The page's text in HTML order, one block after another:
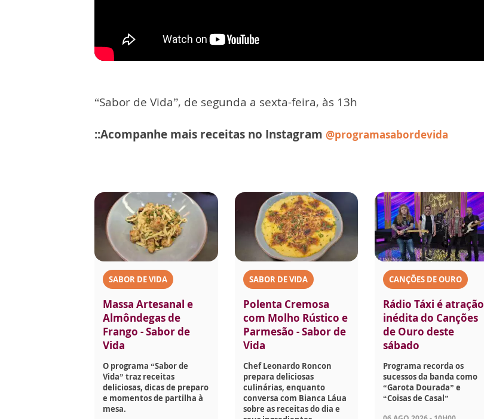
“Sabor de Vida”, de segunda a sexta-feira, às 13h
::Acompanhe mais receitas no Instagram @programasabordevida
SABOR DE VIDA
Massa Artesanal e
Almôndegas de
Frango - Sabor de
Vida
O programa “Sabor de
Vida” traz receitas
deliciosas, dicas de preparo
e momentos de partilha à
mesa.
SABOR DE VIDA
Polenta Cremosa
com Molho Rústico e
Parmesão - Sabor de
Vida
Chef Leonardo Roncon
prepara deliciosas
culinárias, enquanto
conversa com Bianca Láua
sobre as receitas do dia e
CANÇÕES DE OURO
Rádio Táxi é atração
inédita do Canções
de Ouro deste
sábado
Programa recorda os
sucessos da banda como
“Garota Dourada” e
“Coisas de Casal”